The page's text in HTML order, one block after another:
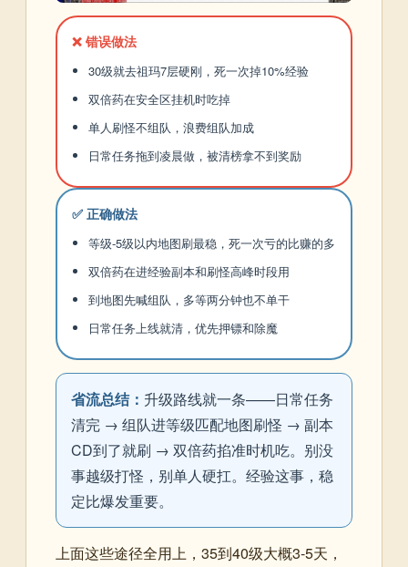
❌ 错误做法
30级就去祖玛7层硬刚，死一次掉10%经验
双倍药在安全区挂机时吃掉
单人刷怪不组队，浪费组队加成
日常任务拖到凌晨做，被清榜拿不到奖励
✅ 正确做法
等级-5级以内地图刷最稳，死一次亏的比赚的多
双倍药在进经验副本和刷怪高峰时段用
到地图先喊组队，多等两分钟也不单干
日常任务上线就清，优先押镖和除魔
省流总结： 升级路线就一条——日常任务
清完 → 组队进等级匹配地图刷怪 → 副本
CD到了就刷 → 双倍药掐准时机吃。别没
事越级打怪，别单人硬扛。经验这事，稳
定比爆发重要。
上面这些途径全用上，35到40级大概3-5天，